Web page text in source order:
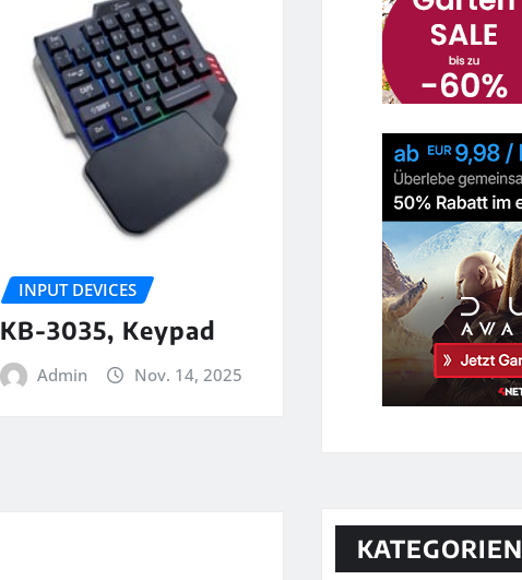
INPUT DEVICES
KB-3035, Keypad
Admin Nov. 14, 2025
KATEGORIEN